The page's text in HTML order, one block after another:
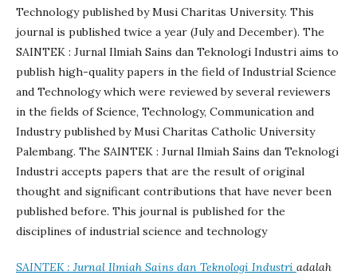
Technology published by Musi Charitas University. This
journal is published twice a year (July and December). The
SAINTEK : Jurnal Ilmiah Sains dan Teknologi Industri aims to
publish high-quality papers in the field of Industrial Science
and Technology which were reviewed by several reviewers
in the fields of Science, Technology, Communication and
Industry published by Musi Charitas Catholic University
Palembang. The SAINTEK : Jurnal Ilmiah Sains dan Teknologi
Industri accepts papers that are the result of original
thought and significant contributions that have never been
published before. This journal is published for the
disciplines of industrial science and technology
SAINTEK : Jurnal Ilmiah Sains dan Teknologi Industri adalah